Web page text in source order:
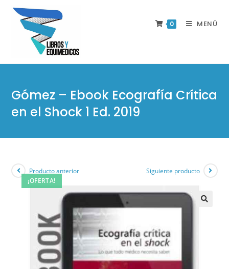
0 MENÚ
Gómez – Ebook Ecografía Crítica
en el Shock 1 Ed. 2019
¡OFERTA!
Producto anterior Siguiente producto